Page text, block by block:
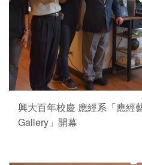
興大百年校慶 應經系「應經
Gallery」開幕